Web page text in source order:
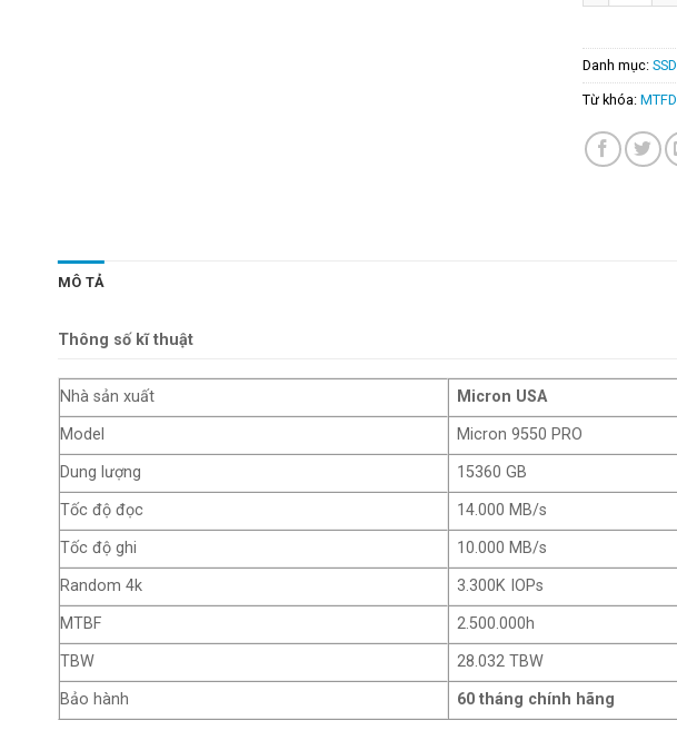
Danh mục:
Từ khóa:
MÔ TẢ
Thông số kĩ thuật
Nhà sản xuất
Micron USA
Model
Micron 9550 PRO
Dung lượng
15360 GB
Tốc độ đọc
14.000 MB/s
Tốc độ ghi
10.000 MB/s
Random 4k
3.300K IOPs
MTBF
2.500.000h
TBW
28.032 TBW
Bảo hành
60 tháng chính hãng